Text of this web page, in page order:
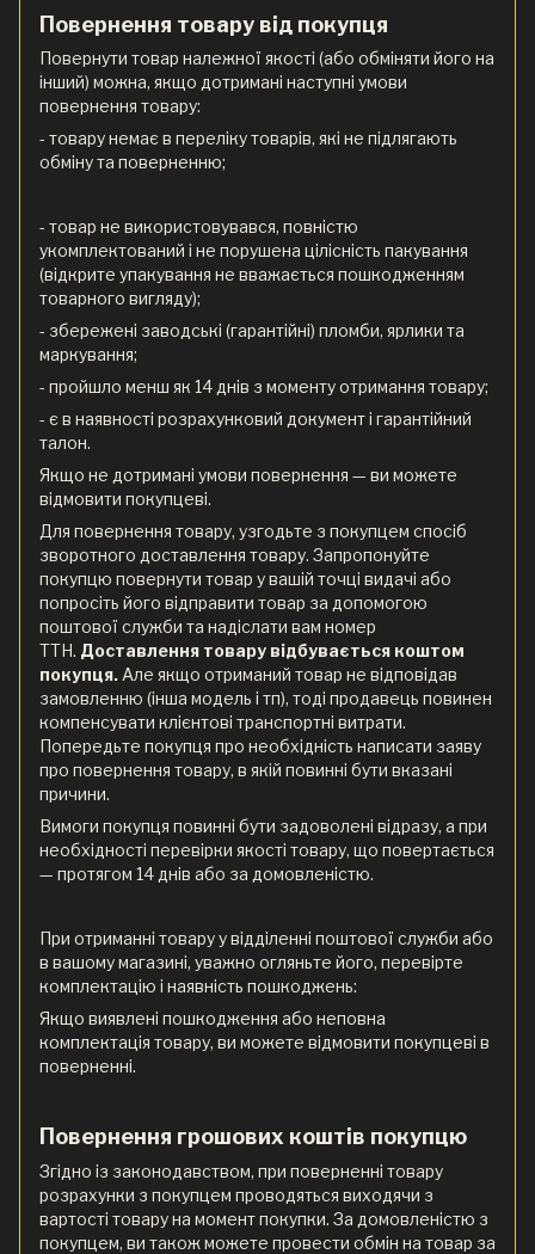
Повернення товару від покупця
Повернути товар належної якості (або обміняти його на
інший) можна, якщо дотримані наступні умови
повернення товару:
- товару немає в переліку товарів, які не підлягають
обміну та поверненню;
- товар не використовувався, повністю
укомплектований і не порушена цілісність пакування
(відкрите упакування не вважається пошкодженням
товарного вигляду);
- збережені заводські (гарантійні) пломби, ярлики та
маркування;
- пройшло менш як 14 днів з моменту отримання товару;
- є в наявності розрахунковий документ і гарантійний
талон.
Якщо не дотримані умови повернення — ви можете
відмовити покупцеві.
Для повернення товару, узгодьте з покупцем спосіб
зворотного доставлення товару. Запропонуйте
покупцю повернути товар у вашій точці видачі або
попросіть його відправити товар за допомогою
поштової служби та надіслати вам номер
ТТН. Доставлення товару відбувається коштом
покупця. Але якщо отриманий товар не відповідав
замовленню (інша модель і тп), тоді продавець повинен
компенсувати клієнтові транспортні витрати.
Попередьте покупця про необхідність написати заяву
про повернення товару, в якій повинні бути вказані
причини.
Вимоги покупця повинні бути задоволені відразу, а при
необхідності перевірки якості товару, що повертається
— протягом 14 днів або за домовленістю.
При отриманні товару у відділенні поштової служби або
в вашому магазині, уважно огляньте його, перевірте
комплектацію і наявність пошкоджень:
Якщо виявлені пошкодження або неповна
комплектація товару, ви можете відмовити покупцеві в
поверненні.
Повернення грошових коштів покупцю
Згідно із законодавством, при поверненні товару
розрахунки з покупцем проводяться виходячи з
вартості товару на момент покупки. За домовленістю з
покупцем, ви також можете провести обмін на товар за